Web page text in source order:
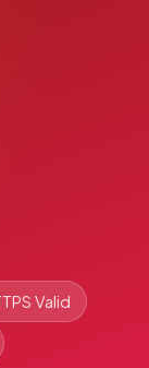
Valid